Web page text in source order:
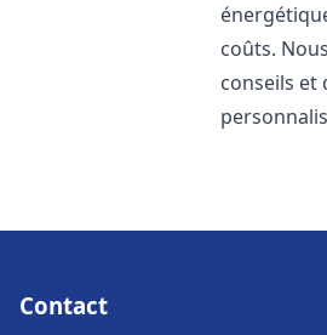
coûts.
conseils et
Contact